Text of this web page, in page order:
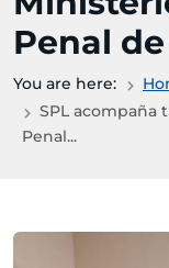
Penal
You are here:
SPL acompaña
Penal...